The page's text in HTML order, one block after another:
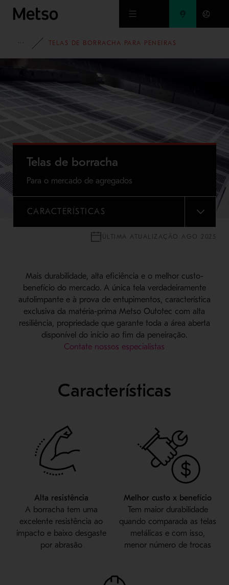
Ir para o conteúdo principal
CAMPANHAS
TELAS DE BORRACHA PARA PENEIRAS
Telas de borracha
Para o mercado de agregados
CARACTERÍSTICAS
MENU
ÚLTIMA ATUALIZAÇÃO AGO 2025
Mais durabilidade, alta eficiência e o melhor custo-
benefício do mercado. A única tela verdadeiramente
autolimpante e à prova de entupimentos, característica
exclusiva da matéria-prima Metso Outotec com alta
resiliência, propriedade que garante toda a área aberta
disponível do início ao fim da peneiração.
Contate nossos especialistas
Características
Alta resistência
A borracha tem uma
excelente resistência ao
impacto e baixo desgaste
por abrasão
Melhor custo x benefício
Tem maior durabilidade
quando comparada as telas
metálicas e com isso,
menor número de trocas